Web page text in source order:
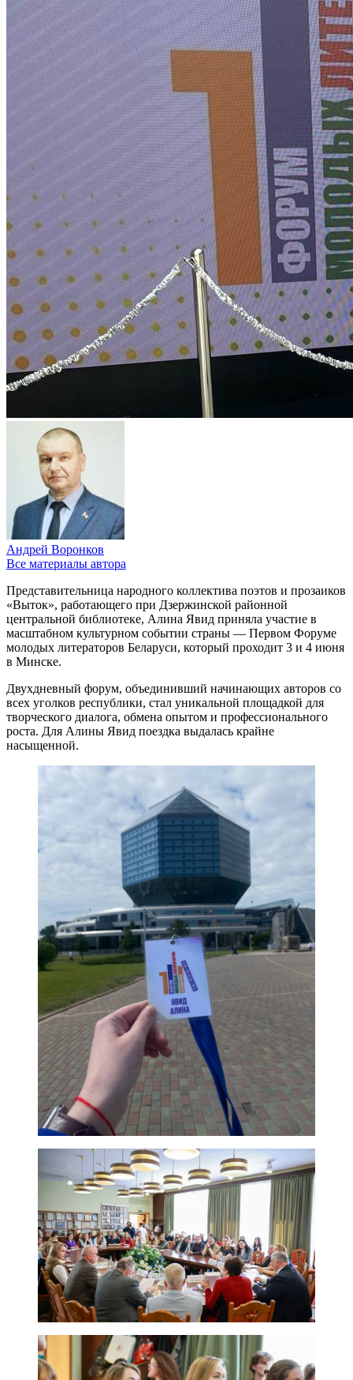
Андрей Воронков
Все материалы автора
Представительница народного коллектива поэтов и прозаиков
«Выток», работающего при Дзержинской районной
центральной библиотеке, Алина Явид приняла участие в
масштабном культурном событии страны — Первом Форуме
молодых литераторов Беларуси, который проходит 3 и 4 июня
в Минске.
Двухдневный форум, объединивший начинающих авторов со
всех уголков республики, стал уникальной площадкой для
творческого диалога, обмена опытом и профессионального
роста. Для Алины Явид поездка выдалась крайне
насыщенной.